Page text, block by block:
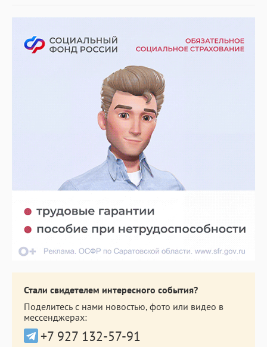
Стали свидетелем интересного события?
Поделитесь с нами новостью, фото или видео в
мессенджерах:
+7 927 132-57-91